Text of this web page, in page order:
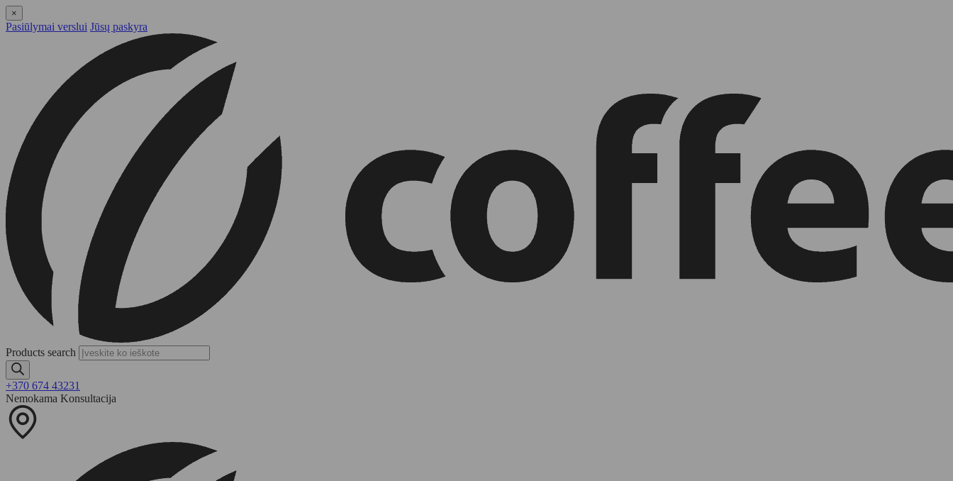
×
Pasiūlymai verslui Jūsų paskyra
Products search
+370 674 43231
Nemokama Konsultacija